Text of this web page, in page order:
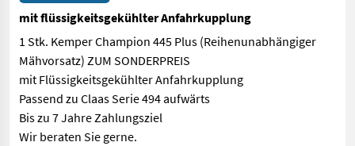
mit flüssigkeitsgekühlter Anfahrkupplung
1 Stk. Kemper Champion 445 Plus (Reihenunabhängiger
Mähvorsatz) ZUM SONDERPREIS
mit Flüssigkeitsgekühlter Anfahrkupplung
Passend zu Claas Serie 494 aufwärts
Bis zu 7 Jahre Zahlungsziel
Wir beraten Sie gerne.